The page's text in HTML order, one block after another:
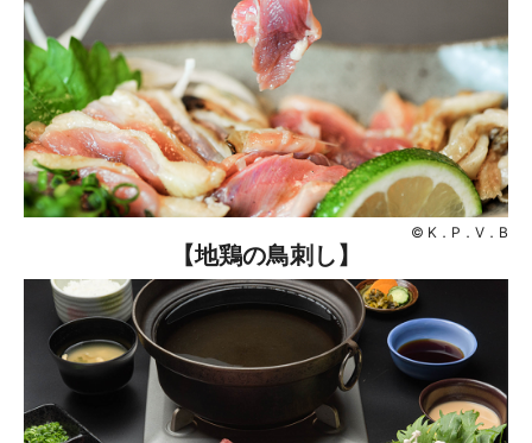
© K．P．V．B
【地鶏の鳥刺し】